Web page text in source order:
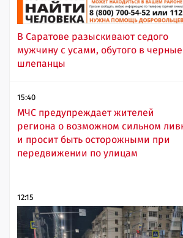
В Саратове разыскивают седого
мужчину с усами, обутого в черные
шлепанцы
15:40
МЧС предупреждает жителей
региона о возможном сильном
и просит быть осторожными при
передвижении по улицам
12:15